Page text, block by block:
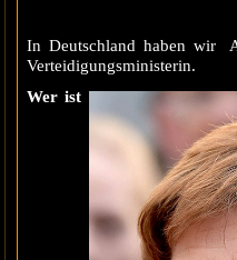
In Deutschland haben wir
Verteidigungsministerin.
Wer ist